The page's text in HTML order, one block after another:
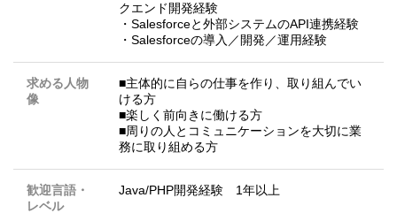
クエンド開発経験
・Salesforceと外部システムのAPI連携経験
・Salesforceの導入／開発／運用経験
求める人物
像
■主体的に自らの仕事を作り、取り組んでい
ける方
■楽しく前向きに働ける方
■周りの人とコミュニケーションを大切に業
務に取り組める方
歓迎言語・
レベル
Java/PHP開発経験 1年以上